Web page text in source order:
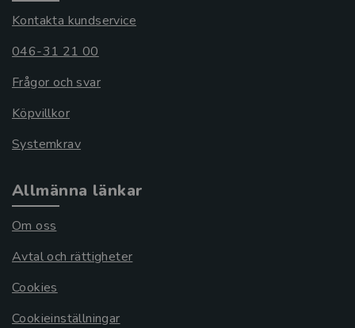
Kontakta kundservice
046-31 21 00
Frågor och svar
Köpvillkor
Systemkrav
Allmänna länkar
Om oss
Avtal och rättigheter
Cookies
Cookieinställningar